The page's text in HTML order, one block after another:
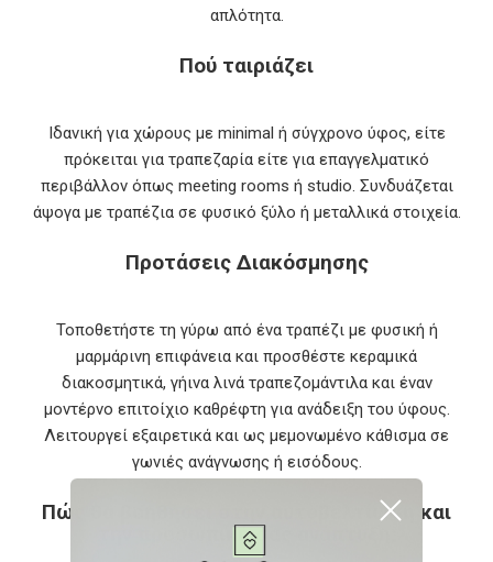
απλότητα.
Πού ταιριάζει
Ιδανική για χώρους με minimal ή σύγχρονο ύφος, είτε
πρόκειται για τραπεζαρία είτε για επαγγελματικό
περιβάλλον όπως meeting rooms ή studio. Συνδυάζεται
άψογα με τραπέζια σε φυσικό ξύλο ή μεταλλικά στοιχεία.
Προτάσεις Διακόσμησης
Τοποθετήστε τη γύρω από ένα τραπέζι με φυσική ή
μαρμάρινη επιφάνεια και προσθέστε κεραμικά
διακοσμητικά, γήινα λινά τραπεζομάντιλα και έναν
μοντέρνο επιτοίχιο καθρέφτη για ανάδειξη του ύφους.
Λειτουργεί εξαιρετικά και ως μεμονωμένο κάθισμα σε
γωνιές ανάγνωσης ή εισόδους.
Πώς θα βοηθήσει στην αυτοβελτίωση και
την προσωπική σας ανάπτυξη;